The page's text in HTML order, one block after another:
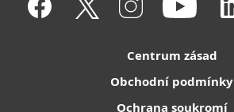
Centrum zásad
Obchodní podmínky
Ochrana soukromí